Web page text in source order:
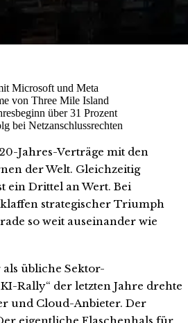
Microsoft und Meta
von Three Mile Island
über 31 Prozent
bei Netzanschlussrechten
Jahres-Verträge mit den
der Welt. Gleichzeitig
ein Drittel an Wert. Bei
strategischer Triumph
so weit auseinander wie
übliche Sektor-
Rally“ der letzten Jahre drehte
und Cloud-Anbieter. Der